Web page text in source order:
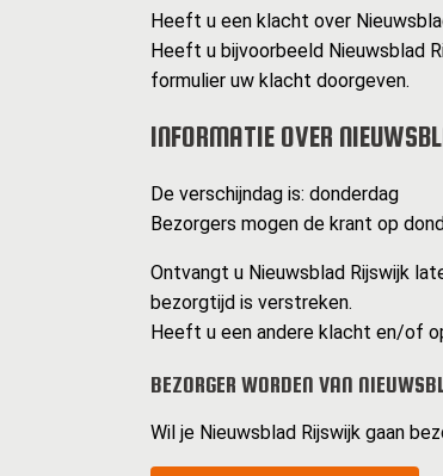
Heeft u een klacht over
Heeft u bijvoorbeeld Nieuwsblad
formulier uw klacht doorgeven.
INFORMATIE OVER
De verschijndag is: donderdag
Bezorgers mogen de krant op
Ontvangt u Nieuwsblad Rijswijk
bezorgtijd is verstreken.
Heeft u een andere klacht en/of
BEZORGER WORDEN VAN
Wil je Nieuwsblad Rijswijk gaan